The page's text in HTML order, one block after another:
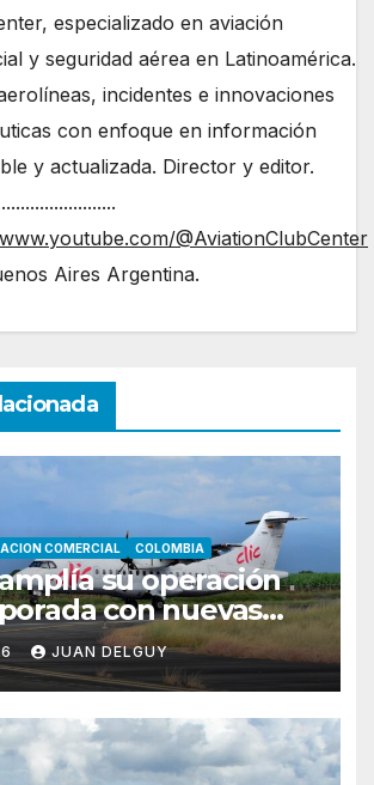
especializado en aviación
y seguridad aérea en Latinoamérica.
incidentes e innovaciones
con enfoque en información
y actualizada. Director y editor.
@AviationClubCenter
Aires Argentina.
COMERCIAL COLOMBIA
su operación
con nuevas
Cartagena y Tolú
JUAN DELGUY